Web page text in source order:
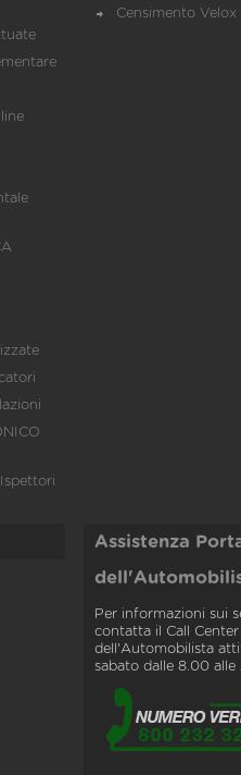
Censimento Velox
Assistenza
Per informazioni sui
contatta il Call
dell'Automobilista
sabato dalle 8.00